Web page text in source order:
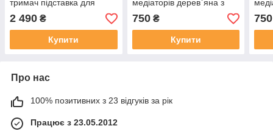
тримач підставка для
навушників з натурального
дерева та кейс з
медіаторами для гітари.
2 490 ₴
Купити
медіаторів дерев`яна з
іменнним гравіюванням.
Подарунок гітаристу,
музиканту.
750₴
Купити
750
Про нас
100% позитивних з 23 відгуків за рік
Працює з 23.05.2012